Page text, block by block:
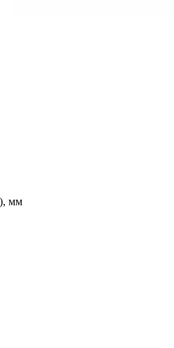
мм